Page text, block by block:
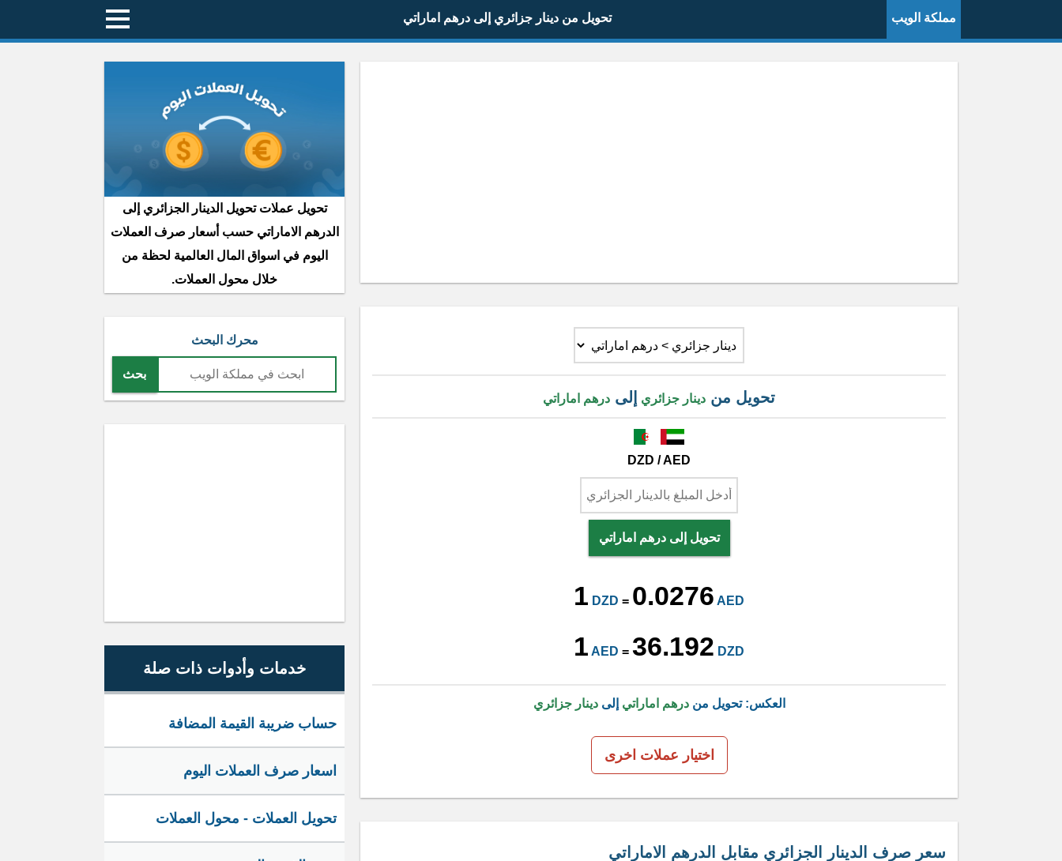
مملكة الويب تحويل من دينار جزائري إلى درهم اماراتي
تحويل من دينار جزائري إلى درهم اماراتي
DZD / AED
تحويل إلى درهم اماراتي
1 DZD = 0.0276 AED
1 AED = 36.192 DZD
العكس: تحويل مندرهم اماراتي إلىدينار جزائري
اختيار عملات اخرى
سعر صرف الدينار الجزائري مقابل الدرهم الاماراتي
تحويل عملات تحويل الدينار الجزائري إلى
الدرهم الاماراتي حسب أسعار صرف العملات
اليوم في اسواق المال العالمية لحظة من
خلال محول العملات.
محرك البحث
بحث
خدمات وأدوات ذات صلة
حساب ضريبة القيمة المضافة
اسعار صرف العملات اليوم
تحويل العملات - محول العملات